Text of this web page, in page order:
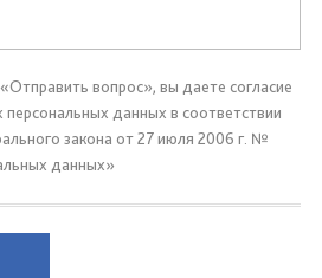
вопрос», вы даете согласие
персональных данных в соответствии
закона от 27 июля 2006 г. №
данных»